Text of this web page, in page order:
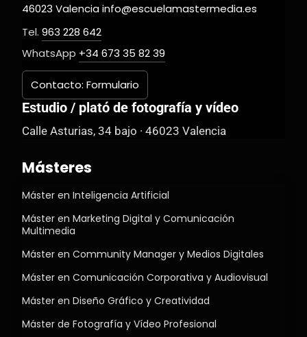
46023 Valencia info@escuelamastermedia.es
Tel. 963 228 642
WhatsApp +34 673 35 82 39
Contacto: Formulario
Estudio / plató de fotografía y vídeo
Calle Asturias, 34 bajo · 46023 Valencia
Másteres
Máster en Inteligencia Artificial
Máster en Marketing Digital y Comunicación
Multimedia
Máster en Community Manager y Medios Digitales
Máster en Comunicación Corporativa y Audiovisual
Máster en Diseño Gráfico y Creatividad
Máster de Fotografía y Vídeo Profesional